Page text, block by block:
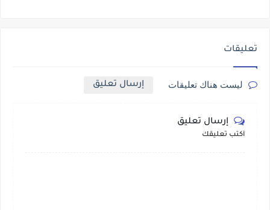
تعليقات
ليست هناك تعليقات إرسال تعليق
إرسال تعليق
أكتب تعليقك